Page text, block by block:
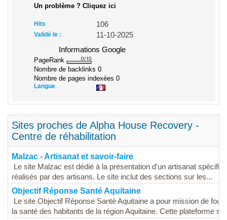
Un problème ? Cliquez ici
Hits 106
Validé le :
11-10-2025
Informations Google
PageRank
Nombre de backlinks 0
Nombre de pages indexées 0
Langue
Sites proches de Alpha House Recovery -
Centre de réhabilitation
Malzac - Artisanat et savoir-faire
Le site Malzac est dédié à la présentation d'un artisanat
réalisés par des artisans. Le site inclut des sections sur les...
Objectif Réponse Santé Aquitaine
Le site Objectif Réponse Santé Aquitaine a pour mission de
la santé des habitants de la région Aquitaine. Cette plateforme